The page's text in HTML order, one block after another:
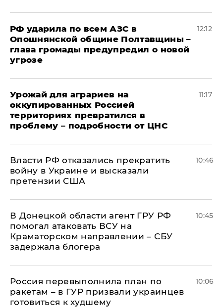
РФ ударила по всем АЗС в
Опошнянской общине Полтавщины –
глава громады предупредил о новой
угрозе
12:12
Урожай для аграриев на
оккупированных Россией
территориях превратился в
проблему – подробности от ЦНС
11:17
Власти РФ отказались прекратить
войну в Украине и высказали
претензии США
10:46
В Донецкой области агент ГРУ РФ
помогал атаковать ВСУ на
Краматорском направлении – СБУ
задержала блогера
10:45
Россия перевыполнила план по
ракетам – в ГУР призвали украинцев
готовиться к худшему
10:06